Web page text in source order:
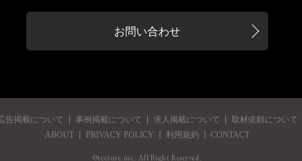
お問い合わせ
告掲載について 事例掲載について 求人掲載について
取材依頼について
ABOUT
PRIVACY POLICY 利用規約 CONTACT
©tecture.inc. All Right Reserved.